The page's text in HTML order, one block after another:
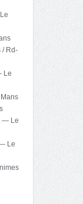
/ Rd-
Le
— Le
Le